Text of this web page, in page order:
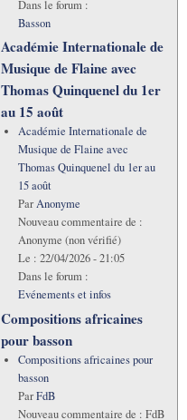
Dans le forum :
Basson
Académie Internationale de
Musique de Flaine avec
Thomas Quinquenel du 1er
au 15 août
Académie Internationale de
Musique de Flaine avec
Thomas Quinquenel du 1er au
15 août
ParAnonyme
Nouveau commentaire de :
Anonyme (non vérifié)
Le : 22/04/2026 - 21:05
Dans le forum :
Evénements et infos
Compositions africaines
pour basson
Compositions africaines pour
basson
ParFdB
Nouveau commentaire de : FdB